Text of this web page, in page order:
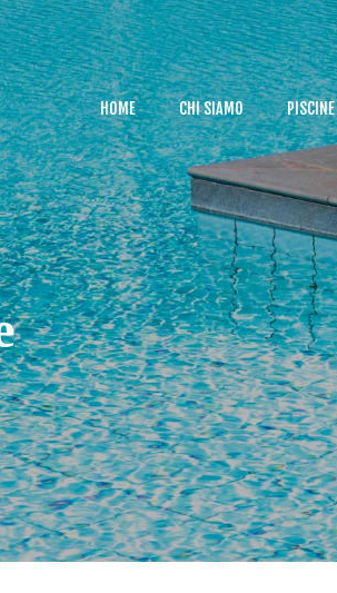
HOME CHI SIAMO PISCINE
HOME
CHI SIAMO
PISCINE
MANUTENZIONE
GALLERY
BLOG
CONTATTI